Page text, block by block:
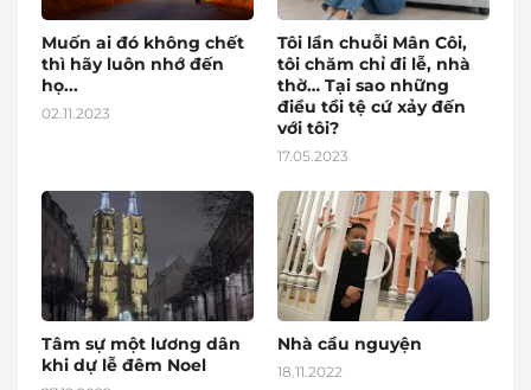
Muốn ai đó không chết
thì hãy luôn nhớ đến
họ...
02.11.2023
Tôi lần chuỗi Mân Côi,
tôi chăm chỉ đi lễ, nhà
thờ… Tại sao những
điều tồi tệ cứ xảy đến
với tôi?
17.05.2023
Tâm sự một lương dân
khi dự lễ đêm Noel
Nhà cầu nguyện
18.11.2022